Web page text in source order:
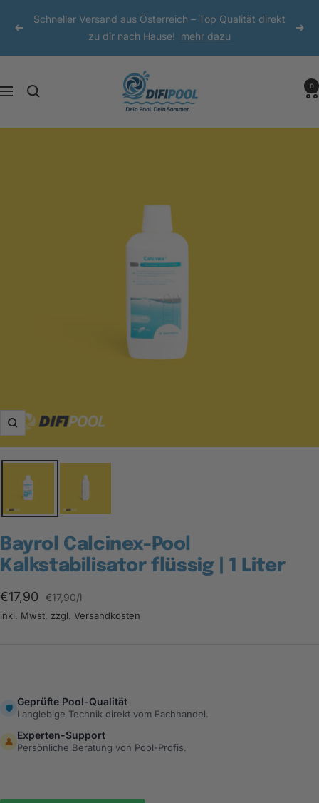
zum
Zurück
Schneller Versand aus Österreich – Top Qualität direkt
zu dir nach Hause! mehr dazu
Navigation
0
Zoom
Bayrol Calcinex-Pool
Kalkstabilisator flüssig | 1 Liter
Angebotspreis
€17,90 €17,90/l
inkl. Mwst. zzgl. Versandkosten
🛡️
Geprüfte Pool-Qualität
Langlebige Technik direkt vom Fachhandel.
👤
Experten-Support
Persönliche Beratung von Pool-Profis.